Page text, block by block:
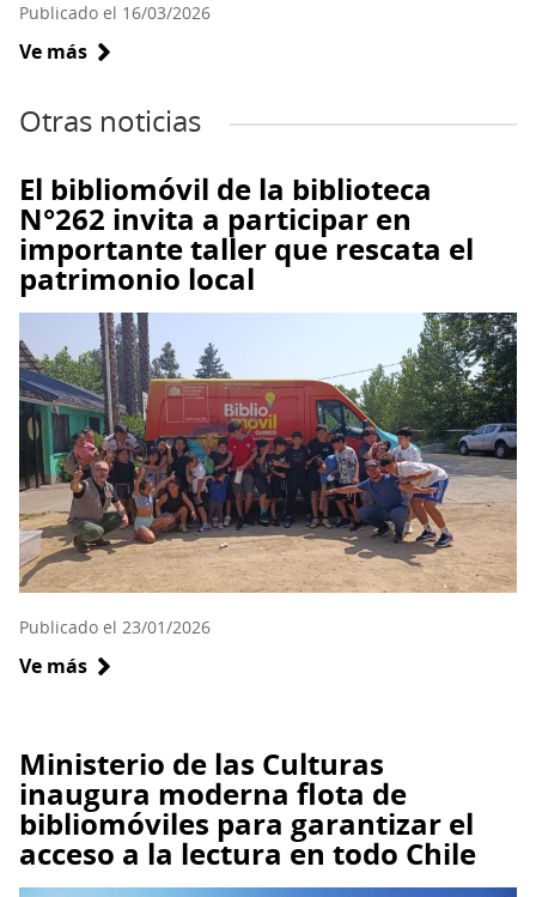
Publicado el 16/03/2026
Ve más sobre
bibliomóvil
fortalecerá
el
acceso
a
la
lectura
en
localidades
rurales
de
Aysén
El bibliomóvil de la biblioteca
N°262 invita a participar en
importante taller que rescata el
patrimonio local
Publicado el 23/01/2026
Ve más sobre
de
la
biblioteca
N°262
Ministerio de las Culturas
inaugura moderna flota de
bibliomóviles para garantizar el
acceso a la lectura en todo Chile